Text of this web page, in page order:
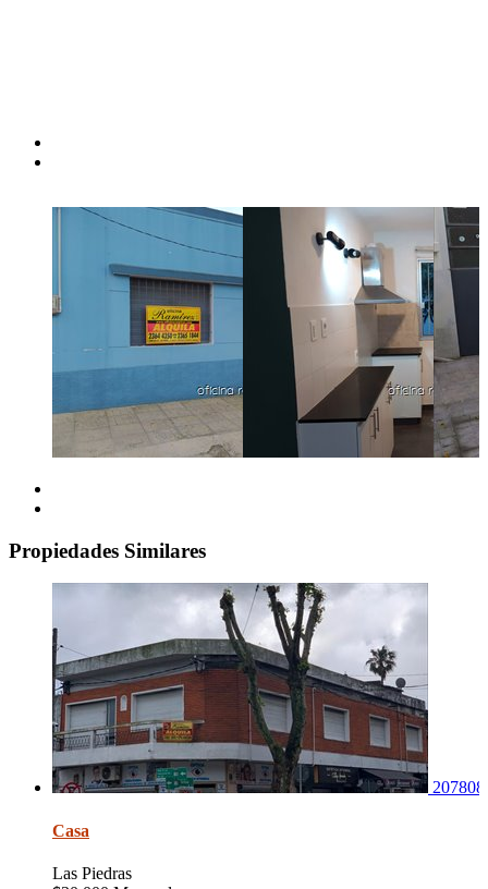
Propiedades Similares
207808
Casa
Las Piedras